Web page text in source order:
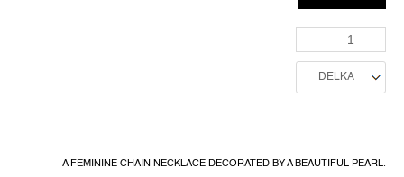
A FEMININE CHAIN NECKLACE DECORATED BY A BEAUTIFUL PEARL.